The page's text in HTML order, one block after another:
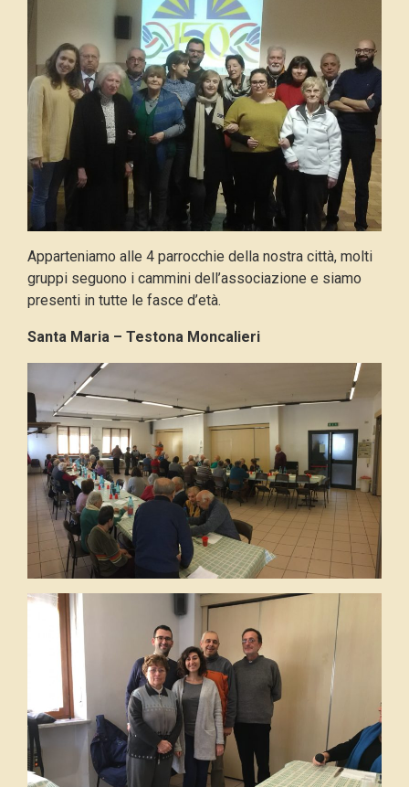
Apparteniamo alle 4 parrocchie della nostra città, molti
gruppi seguono i cammini dell’associazione e siamo
presenti in tutte le fasce d’età.
Santa Maria – Testona Moncalieri